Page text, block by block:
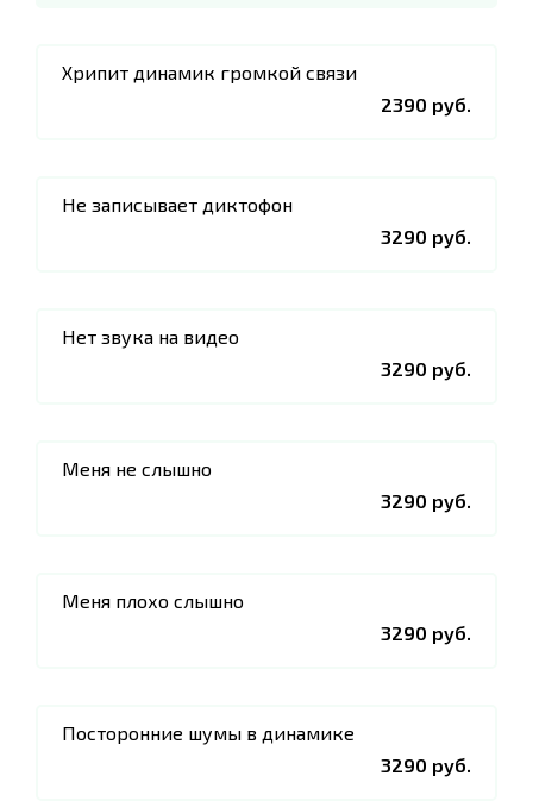
Хрипит динамик громкой связи
2390 руб.
Не записывает диктофон
3290 руб.
Нет звука на видео
3290 руб.
Меня не слышно
3290 руб.
Меня плохо слышно
3290 руб.
Посторонние шумы в динамике
3290 руб.